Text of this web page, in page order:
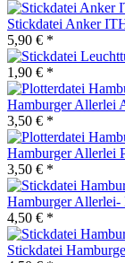
Stickdatei Anker
5,90 € *
1,90 € *
Hamburger Allerlei
3,50 € *
Hamburger Allerlei
3,50 € *
Hamburger Allerlei-
4,50 € *
Stickdatei